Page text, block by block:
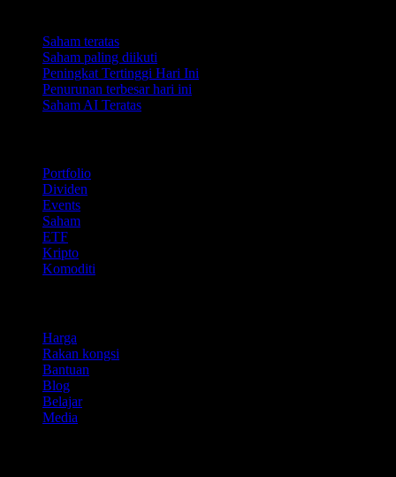
Saham teratas
Saham paling diikuti
Peningkat Tertinggi Hari Ini
Penurunan terbesar hari ini
Saham AI Teratas
Portfolio
Dividen
Events
Saham
ETF
Kripto
Komoditi
Harga
Rakan kongsi
Bantuan
Blog
Belajar
Media